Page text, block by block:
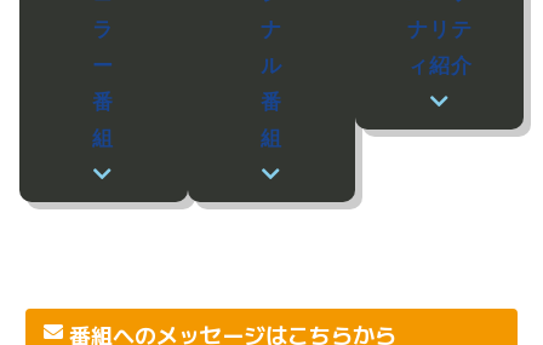
ラ
ー
番
組
ナ
ル
番
組
ナリテ
ィ紹介
番組へのメッセージはこちらから